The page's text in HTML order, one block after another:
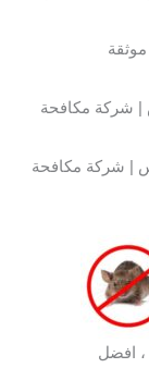
| شركة مكافحة
| شركة مكافحة
، افضل